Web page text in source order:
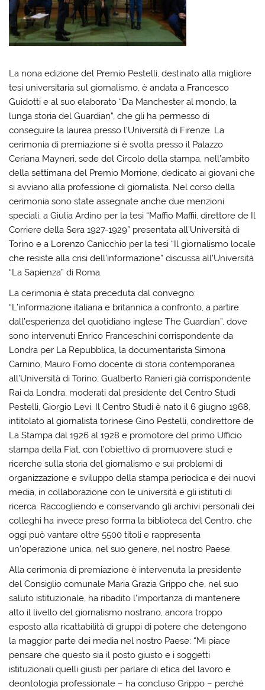
La nona edizione del Premio Pestelli, destinato alla migliore
tesi universitaria sul giornalismo, è andata a Francesco
Guidotti e al suo elaborato “Da Manchester al mondo, la
lunga storia del Guardian”, che gli ha permesso di
conseguire la laurea presso l’Università di Firenze. La
cerimonia di premiazione si è svolta presso il Palazzo
Ceriana Mayneri, sede del Circolo della stampa, nell’ambito
della settimana del Premio Morrione, dedicato ai giovani che
si avviano alla professione di giornalista. Nel corso della
cerimonia sono state assegnate anche due menzioni
speciali, a Giulia Ardino per la tesi “Maffio Maffii, direttore de Il
Corriere della Sera 1927-1929” presentata all’Università di
Torino e a Lorenzo Canicchio per la tesi “Il giornalismo locale
che resiste alla crisi dell’informazione” discussa all’Università
“La Sapienza” di Roma.
La cerimonia è stata preceduta dal convegno:
“L’informazione italiana e britannica a confronto, a partire
dall’esperienza del quotidiano inglese The Guardian”, dove
sono intervenuti Enrico Franceschini corrispondente da
Londra per La Repubblica, la documentarista Simona
Carnino, Mauro Forno docente di storia contemporanea
all’Università di Torino, Gualberto Ranieri già corrispondente
Rai da Londra, moderati dal presidente del Centro Studi
Pestelli, Giorgio Levi. Il Centro Studi è nato il 6 giugno 1968,
intitolato al giornalista torinese Gino Pestelli, condirettore de
La Stampa dal 1926 al 1928 e promotore del primo Ufficio
stampa della Fiat, con l’obiettivo di promuovere studi e
ricerche sulla storia del giornalismo e sui problemi di
organizzazione e sviluppo della stampa periodica e dei nuovi
media, in collaborazione con le università e gli istituti di
ricerca. Raccogliendo e conservando gli archivi personali dei
colleghi ha invece preso forma la biblioteca del Centro, che
oggi può vantare oltre 5500 titoli e rappresenta
un’operazione unica, nel suo genere, nel nostro Paese.
Alla cerimonia di premiazione è intervenuta la presidente
del Consiglio comunale Maria Grazia Grippo che, nel suo
saluto istituzionale, ha ribadito l’importanza di mantenere
alto il livello del giornalismo nostrano, ancora troppo
esposto alla ricattabilità di gruppi di potere che detengono
la maggior parte dei media nel nostro Paese: “Mi piace
pensare che questo sia il posto giusto e i soggetti
istituzionali quelli giusti per parlare di etica del lavoro e
deontologia professionale – ha concluso Grippo – perché